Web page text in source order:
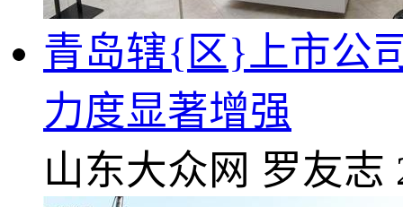
青岛辖{区}上市公
力度显著增强
山东大众网 罗友志